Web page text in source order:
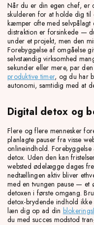
Når du er din egen chef, er
skulderen for at holde dig
kæmper ofte med selvpålagt
distraktion er forsinkede —
under et projekt, men den
Forebyggelse af omgåelse
selvstændig virksomhed
sekunder eller mere, par
produktive timer, og du har
autonomi, samtidig med at
Digital detox og
Flere og flere mennesker
planlagte pauser fra visse
onlineindhold.
detox. Uden den kan
websted ødelægge dages
nedtællingen aktiv bliver
med en tvungen pause — et
detoxen i første omgang.
detox-brydende indhold
læn dig op ad din
du med succes modstod